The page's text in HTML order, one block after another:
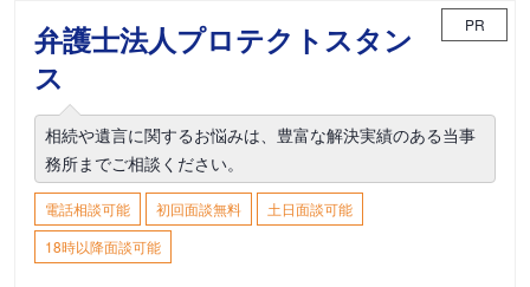
弁護士法人プロテクトスタン
ス
PR
相続や遺言に関するお悩みは、豊富な解決実績のある当事
務所までご相談ください。
電話相談可能 初回面談無料
土日面談可能
18時以降面談可能